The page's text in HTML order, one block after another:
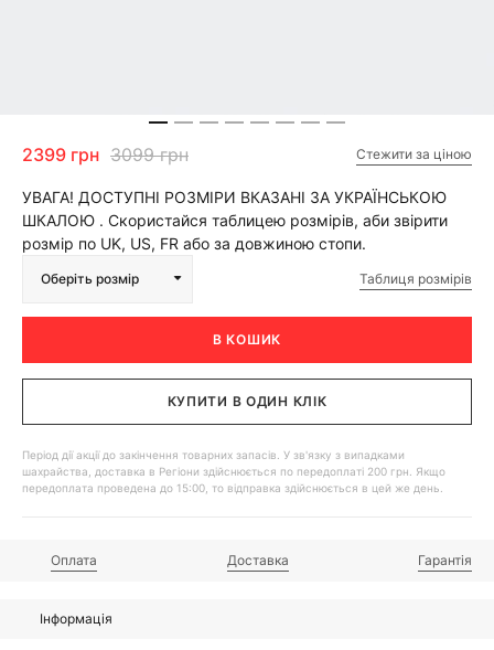
2399 грн 3099 грн Стежити за ціною
УВАГА! ДОСТУПНІ РОЗМІРИ ВКАЗАНІ ЗА УКРАЇНСЬКОЮ
ШКАЛОЮ . Скористайся таблицею розмірів, аби звірити
розмір по UK, US, FR або за довжиною стопи.
Оберіть розмір Таблиця розмірів
В КОШИК
КУПИТИ В ОДИН КЛІК
Період дії акції до закінчення товарних запасів. У зв'язку з випадками
шахрайства, доставка в Регіони здійснюється по передоплаті 200 грн. Якщо
передоплата проведена до 15:00, то відправка здійснюється в цей же день.
Оплата Доставка Гарантія
Інформація